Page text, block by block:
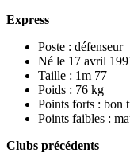
Express
Poste : défenseur
Né le 17 avril
Taille : 1m 77
Poids : 76 kg
Points forts : bon
Points faibles :
Clubs précédents